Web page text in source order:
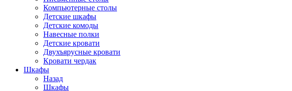
Компьютерные столы
Детские шкафы
Детские комоды
Навесные полки
Детские кровати
Двухъярусные кровати
Кровати чердак
Шкафы
Назад
Шкафы